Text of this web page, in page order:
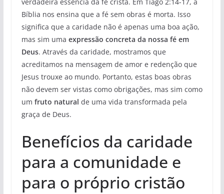
verdadeira essência da fé cristã. Em Tiago 2:14-17, a
Bíblia nos ensina que a fé sem obras é morta. Isso
significa que a caridade não é apenas uma boa ação,
mas sim uma expressão concreta da nossa fé em
Deus. Através da caridade, mostramos que
acreditamos na mensagem de amor e redenção que
Jesus trouxe ao mundo. Portanto, estas boas obras
não devem ser vistas como obrigações, mas sim como
um fruto natural de uma vida transformada pela
graça de Deus.
Benefícios da caridade
para a comunidade e
para o próprio cristão